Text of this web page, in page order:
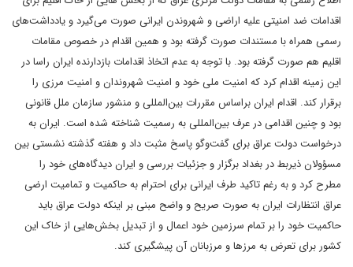
اقدامات ضد امنیتی علیه اراضی و شهروندن ایرانی صورت می‌گیرد و یادداشت‌های
رسمی همراه با مستندات صورت گرفته بود و همین اقدام در خصوص مقامات
اقلیم هم صورت گرفته بود. با توجه به عدم اتخاذ اقدامات بازدارنده ایران راسا در
این زمینه اقدام کرد که امنیت ملی خود و امنیت شهروندان و امنیت مرزی را
برقرار کند. اقدام ایران براساس مقررات بین‌المللی و منشور سازمان ملل قانونی
بود و چنین اقدامی در عرف بین‌المللی به رسمیت شناخته شده است. ایران به
درخواست دولت عراق برای گفت‌وگو پاسخ مثبت داد و هفته گذشته نشستی بین
مسؤولان ذیربط در بغداد برگزار و جزئیات بررسی و ایران دیدگا‌ه‌های خود را
مطرح کرد و به رغم تاکید طرف ایرانی برای احترام به حاکمیت و تمامیت ارضی
عراق انتظارات ایران به صورت صریح و واضح مبنی بر اینکه دولت عراق باید
حاکمیت خود را بر تمام سرزمین خود اعمال و از تبدیل بخش‌هایی از خاک این
کشور برای تعرض به مرزها و مرزبانان آن پیشگیری کند.